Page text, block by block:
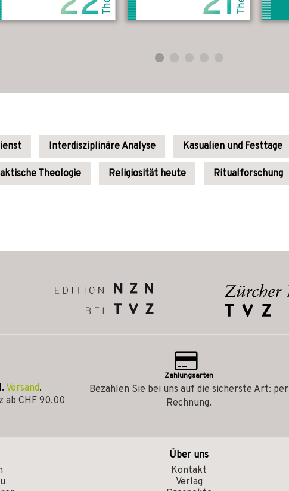
Interdisziplinäre Analyse Kasualien und Festtage
Theologie Religiosität heute Ritualforschung
Versand.
ab CHF 90.00
Zahlungsarten
Bezahlen Sie bei uns auf die sicherste Art: per
Rechnung.
Über uns
Kontakt
Verlag